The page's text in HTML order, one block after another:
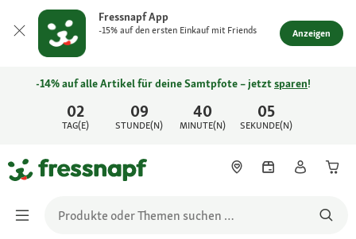
Fressnapf App
-15% auf den ersten Einkauf mit Friends Anzeigen
02
TAG(E)
09
STUNDE(N)
40
MINUTE(N)
05
SEKUNDE(N)
-14% auf alle Artikel für deine Samtpfote – jetztsparen!